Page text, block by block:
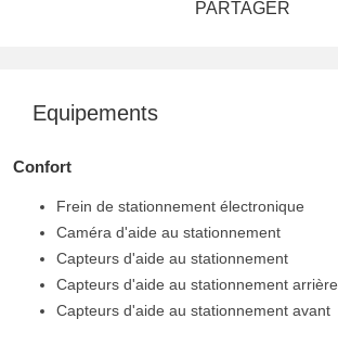
PARTAGER
Equipements
Confort
Frein de stationnement électronique
Caméra d'aide au stationnement
Capteurs d'aide au stationnement
Capteurs d'aide au stationnement arrière
Capteurs d'aide au stationnement avant